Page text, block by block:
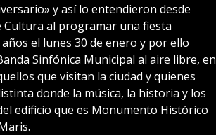
y así lo entendieron desde
Cultura al programar una fiesta
el lunes 30 de enero y por ello
Sinfónica Municipal al aire libre, en
que visitan la ciudad y quienes
donde la música, la historia y los
edificio que es Monumento Histórico